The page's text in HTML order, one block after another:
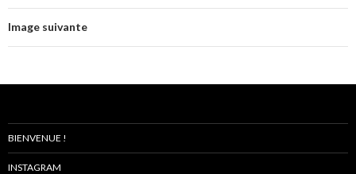
Image suivante
BIENVENUE !
INSTAGRAM